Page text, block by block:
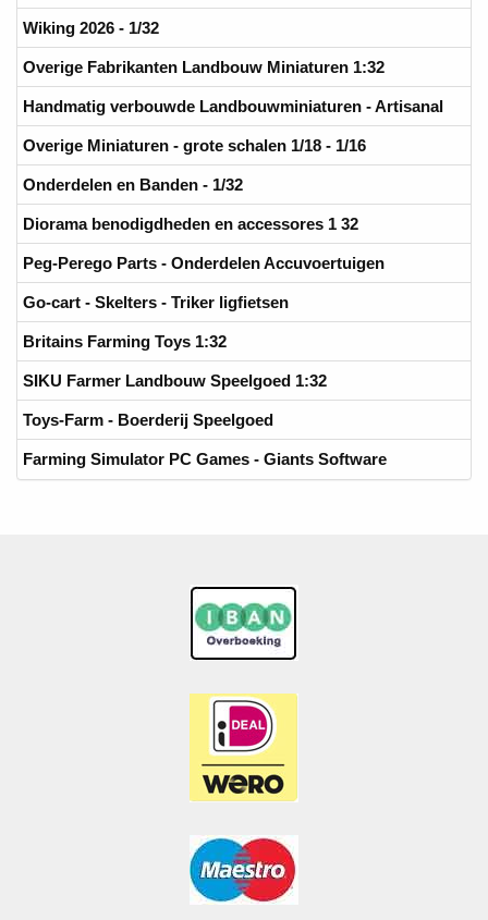
Wiking 2026 - 1/32
Overige Fabrikanten Landbouw Miniaturen 1:32
Handmatig verbouwde Landbouwminiaturen - Artisanal
Overige Miniaturen - grote schalen 1/18 - 1/16
Onderdelen en Banden - 1/32
Diorama benodigdheden en accessores 1 32
Peg-Perego Parts - Onderdelen Accuvoertuigen
Go-cart - Skelters - Triker ligfietsen
Britains Farming Toys 1:32
SIKU Farmer Landbouw Speelgoed 1:32
Toys-Farm - Boerderij Speelgoed
Farming Simulator PC Games - Giants Software